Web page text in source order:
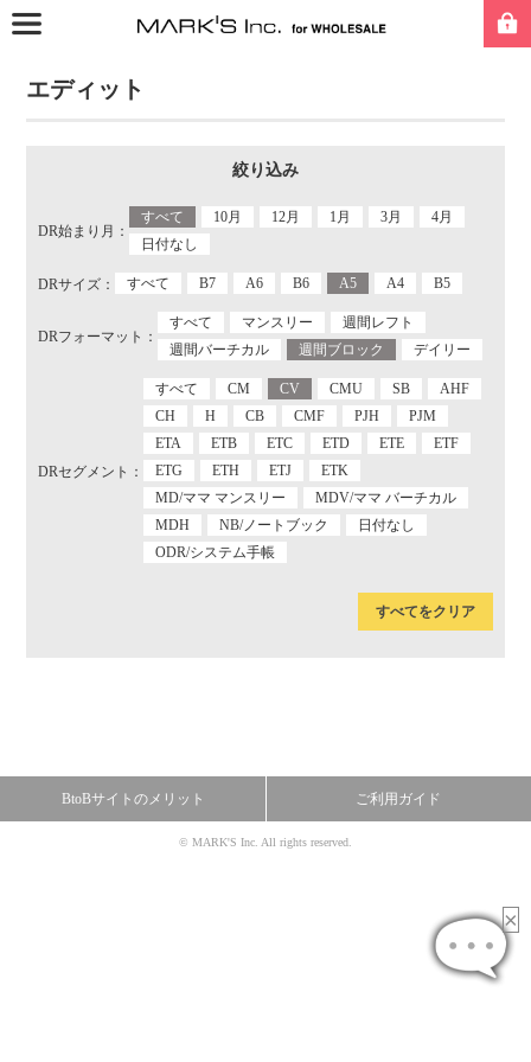
エディット
絞り込み
DR始まり月：
すべて 10月 12月 1月 3月
4月
日付なし
DRサイズ： すべて B7 A6 B6 A5 A4 B5
DRフォーマット：
すべて マンスリー
週間レフト
週間バーチカル
週間ブロック デイリー
DRセグメント：
すべて CM CV CMU SB
AHF
CH
H CB CMF PJH
PJM
ETA
ETB ETC ETD ETE
ETF
ETG
ETH ETJ
ETK
MD/ママ マンスリー
MDV/ママ バーチカル
MDH
NB/ノートブック
日付なし
ODR/システム手帳
すべてをクリア
BtoBサイトのメリット ご利用ガイド
© MARK'S Inc. All rights reserved.